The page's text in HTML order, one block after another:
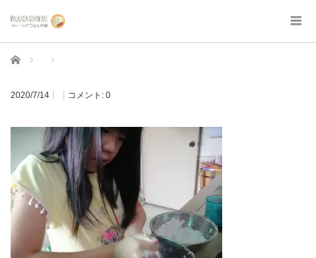
ホーム
2020/7/14 コメント: 0